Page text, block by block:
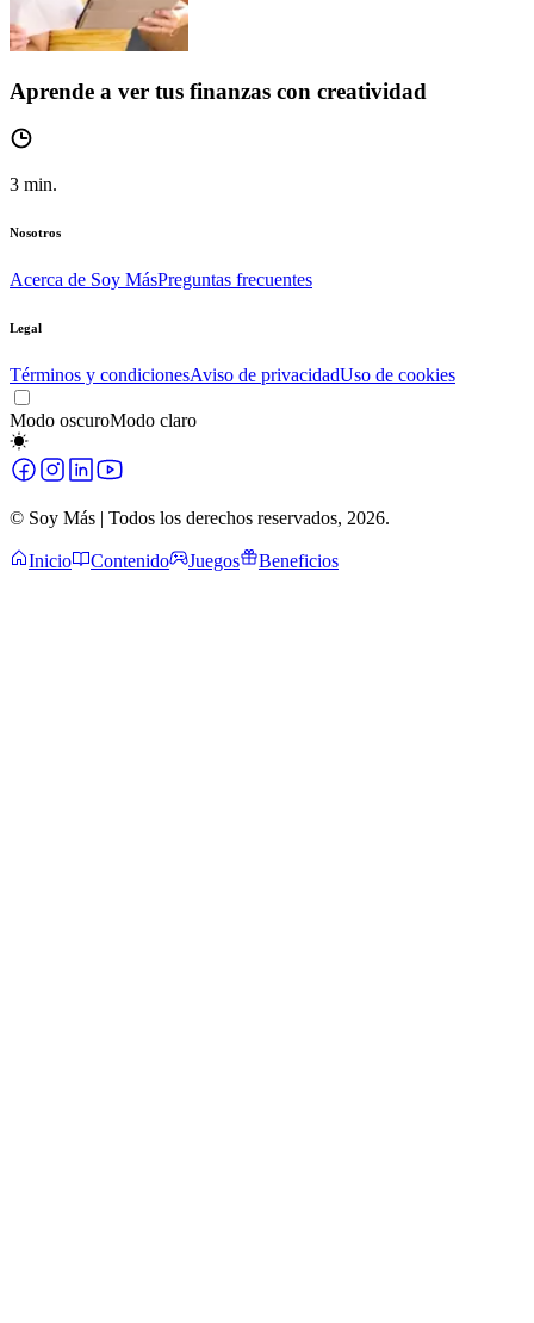
Aprende a ver tus finanzas con creatividad
3 min.
Nosotros
Acerca de Soy MásPreguntas frecuentes
Legal
Términos y condicionesAviso de privacidadUso de cookies
Modo oscuroModo claro
© Soy Más | Todos los derechos reservados, 2026.
Inicio Contenido Juegos Beneficios